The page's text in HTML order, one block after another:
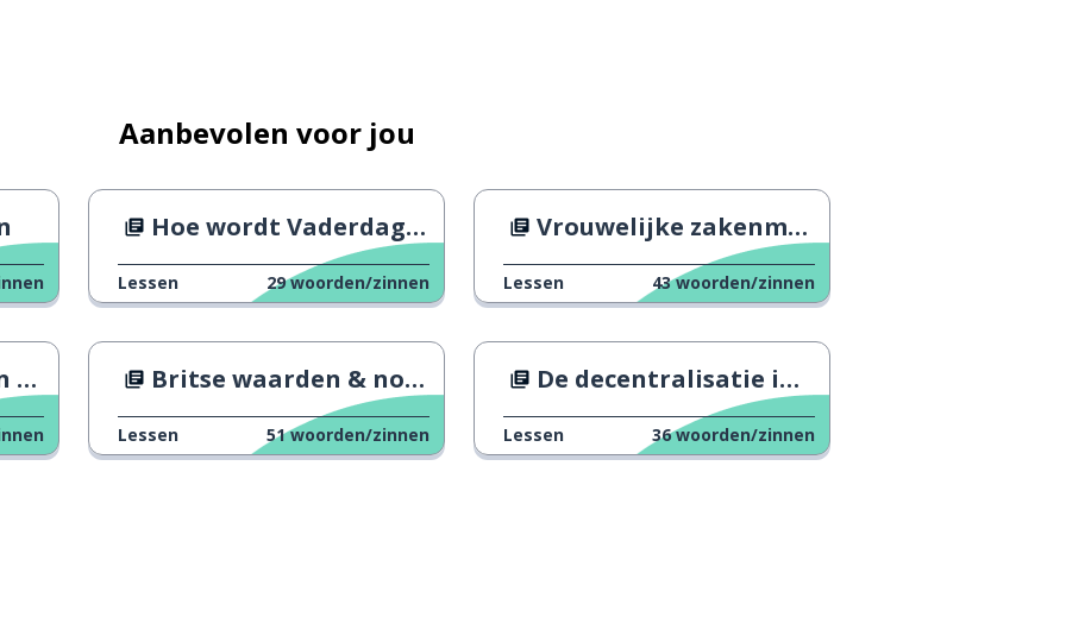
Aanbevolen voor jou
Hoe wordt Vaderdag over de hele wereld gevierd?
Lessen 29 woorden/zinnen
Vrouwelijke zakenmensen in het Verenigd Koninkrijk
Lessen 43 woorden/zinnen
Britse waarden & normen
Lessen 51 woorden/zinnen
De decentralisatie in het Verenigd Koninkrijk
Lessen 36 woorden/zinnen